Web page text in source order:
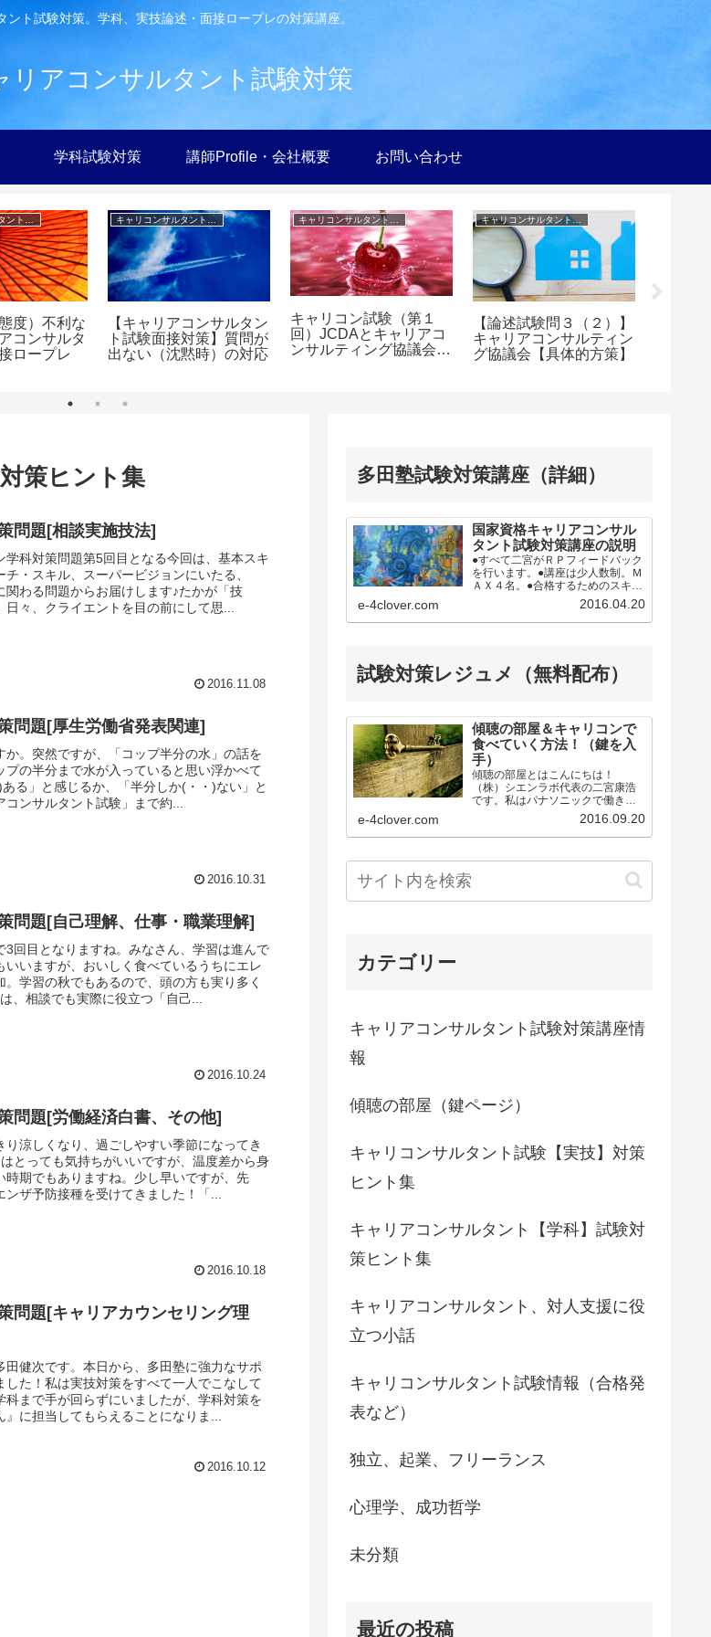
ント試験対策。学科、実技論述・面接ロープレの対策講座。
リアコンサルタント試験対策
学科試験対策 講師Profile・会社概要 お問い合わせ
度）不利な
コンサルタ
ロープレ
【キャリアコンサルタン
ト試験面接対策】質問が
出ない（沈黙時）の対応
キャリコン試験（第１
回）JCDAとキャリアコ
ンサルティング協議会の
キャリコンサルタント試験【実技】対策ヒント集
【論述試験問３（２）】
キャリアコンサルティン
グ協議会【具体的方策】
策ヒント集
問題[相談実施技法]
学科対策問題第5回目となる今回は、基本スキ
・スキル、スーパービジョンにいたる、
関わる問題からお届けします♪たかが「技
々、クライエントを目の前にして思...
2016.11.08
問題[厚生労働省発表関連]
か。突然ですが、「コップ半分の水」の話を
プの半分まで水が入っていると思い浮かべて
る」と感じるか、「半分しか(・・)ない」と
ンサルタント試験」まで約...
2016.10.31
問題[自己理解、仕事・職業理解]
3回目となりますね。みなさん、学習は進んで
いいますが、おいしく食べているうちにエレ
学習の秋でもあるので、頭の方も実り多く
、相談でも実際に役立つ「自己...
2016.10.24
問題[労働経済白書、その他]
り涼しくなり、過ごしやすい季節になってき
とっても気持ちがいいですが、温度差から身
時期でもありますね。少し早いですが、先
ンザ予防接種を受けてきました！「...
2016.10.18
問題[キャリアカウンセリング理
田健次です。本日から、多田塾に強力なサポ
した！私は実技対策をすべて一人でこなして
科まで手が回らずにいましたが、学科対策を
に担当してもらえることになりま...
2016.10.12
多田塾試験対策講座（詳細）
国家資格キャリアコンサル
タント試験対策講座の説明
●すべて二宮がＲＰフィードバック
を行います。●講座は少人数制。Ｍ
ＡＸ４名。●合格するためのスキル
を２日で徹底指導。●ロープレ実践
中心、的確なフィードバック。●受
講後、本番まで何をするべきか明
e-4clover.com 2016.04.20
試験対策レジュメ（無料配布）
傾聴の部屋＆キャリコンで
食べていく方法！（鍵を入
手）
傾聴の部屋とはこんにちは！
（株）シエンラボ代表の二宮康浩
です。私はパナソニックで働きな
がら、勉強の仕方を工夫し、１級
キャリアコンサルティング技能士
の資格を取得、皆さんのサポート
Shien.Labの公認サポーター...
e-4clover.com 2016.09.20
カテゴリー
キャリアコンサルタント試験対策講座情
報
傾聴の部屋（鍵ページ）
キャリコンサルタント試験【実技】対策
ヒント集
キャリアコンサルタント【学科】試験対
策ヒント集
キャリアコンサルタント、対人支援に役
立つ小話
キャリコンサルタント試験情報（合格発
表など）
独立、起業、フリーランス
心理学、成功哲学
未分類
最近の投稿